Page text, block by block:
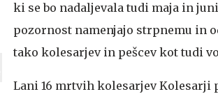
ki se bo nadaljevala tudi maja in
pozornost namenjajo strpnemu in
tako kolesarjev in pešcev kot tudi
Lani 16 mrtvih kolesarjevKolesarji